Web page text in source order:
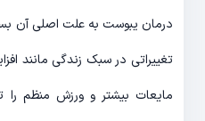
درمان یبوست به علت اصلی آن
تغییراتی در سبک زندگی مانند
مایعات بیشتر و ورزش منظم